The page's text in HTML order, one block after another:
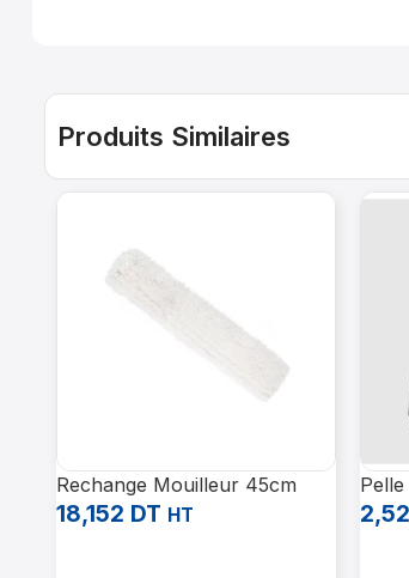
Produits Similaires
Rechange Mouilleur 45cm
18,152 DT HT